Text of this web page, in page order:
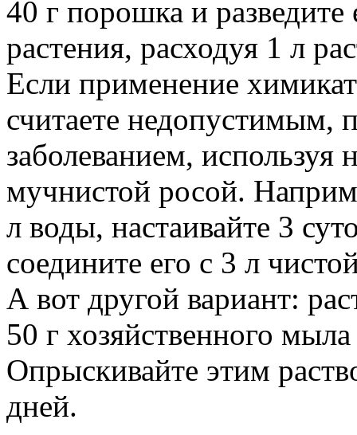
40 г порошка и
растения, расходуя 1 л
Если применение
считаете недопустимым,
заболеванием,
мучнистой росой.
л воды, настаивайте 3
соедините его с 3 л
А вот другой вариант:
50 г хозяйственного
Опрыскивайте этим
дней.